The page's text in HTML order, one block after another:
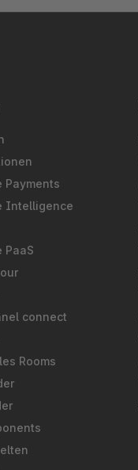
Payments
Intelligence
PaaS
connect
Rooms